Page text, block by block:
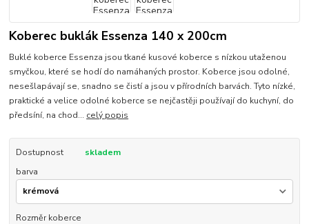
Koberec buklák Essenza 140 x 200cm
Buklé koberce Essenza jsou tkané kusové koberce s nízkou utaženou
smyčkou, které se hodí do namáhaných prostor. Koberce jsou odolné,
nesešlapávají se, snadno se čistí a jsou v přírodních barvách. Tyto nízké,
praktické a velice odolné koberce se nejčastěji používají do kuchyní, do
předsíní, na chod... celý popis
Dostupnost
skladem
barva
Rozměr koberce